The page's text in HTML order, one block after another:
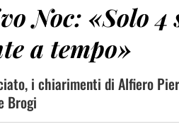
Noc: «Solo 4
a tempo»
i chiarimenti di Alfiero
Brogi